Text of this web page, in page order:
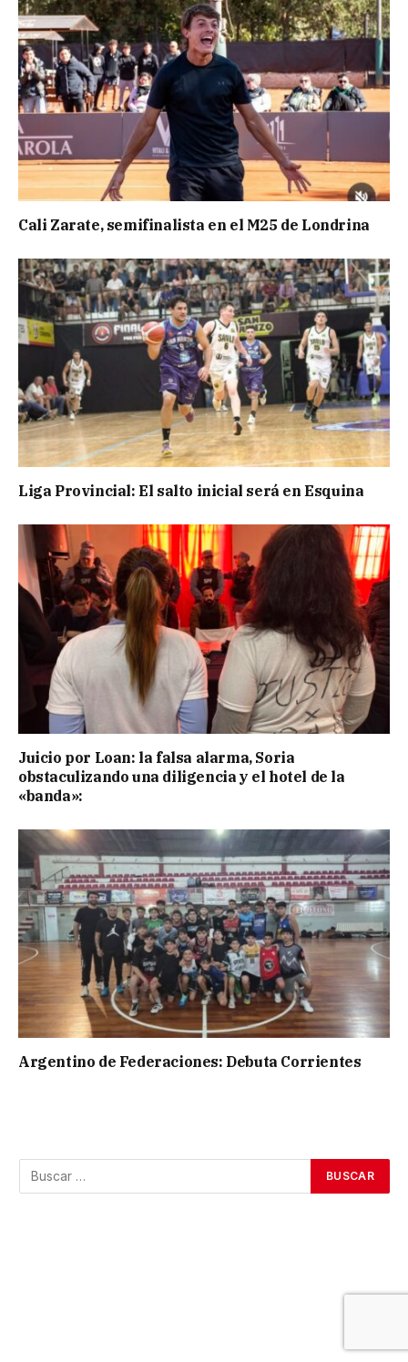
Cali Zarate, semifinalista en el M25 de Londrina
Liga Provincial: El salto inicial será en Esquina
Juicio por Loan: la falsa alarma, Soria
obstaculizando una diligencia y el hotel de la
«banda»:
Argentino de Federaciones: Debuta Corrientes